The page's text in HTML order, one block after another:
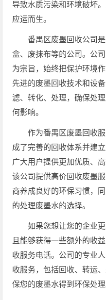
导致水质污染和环境破坏
应运而生。
番禺区废墨回收公司
盒、废抹布等的公司。公
为宗旨，始终把保护环境
先进的废墨回收技术和设
滤、转化、处理，确保处
何影响。
作为番禺区废墨回收
成了完善的回收体系并建
广大用户提供更加优质、
该公司提供高价回收废墨
商养成良好的环保习惯，
的处理废墨水的选择。
如果您想让您的企业
且能够获得一些额外的收
收服务电话。公司的专业
收服务，包括回收、转运
保您的废墨水得到环保处理